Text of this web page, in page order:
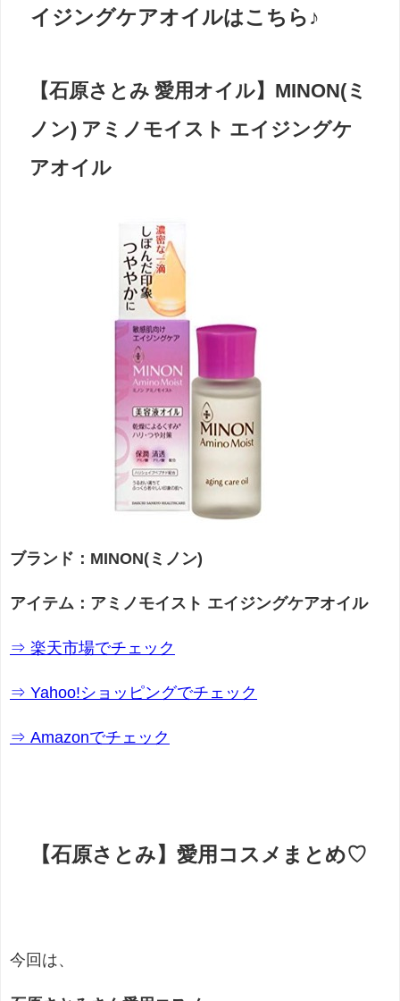
イジングケアオイルはこちら♪
【石原さとみ 愛用オイル】MINON(ミ
ノン) アミノモイスト エイジングケ
アオイル
ブランド：MINON(ミノン)
アイテム：アミノモイスト エイジングケアオイル
⇒ 楽天市場でチェック
⇒ Yahoo!ショッピングでチェック
⇒ Amazonでチェック
【石原さとみ】愛用コスメまとめ♡
今回は、